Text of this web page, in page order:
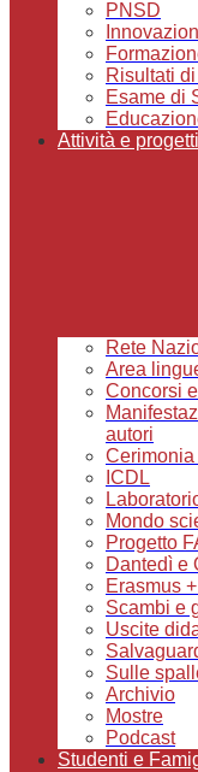
PNSD
Risultati
Esame di
Attività e progetti
Rete
Area
Concorsi
autori
ICDL
Mondo
Progetto
Dantedì e
Erasmus
Scambi e
Uscite
Sulle
Archivio
Mostre
Podcast
Studenti e